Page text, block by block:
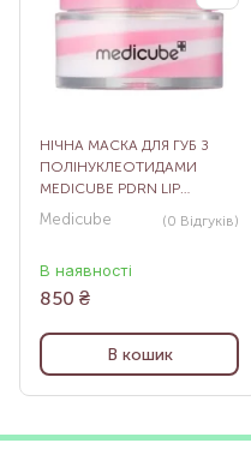
НІЧНА МАСКА ДЛЯ ГУБ З
ПОЛІНУКЛЕОТИДАМИ
MEDICUBE PDRN LIP
SLEEPING MASK, 10 Г
Medicube (0 Відгуків)
В наявності
850 ₴
В кошик